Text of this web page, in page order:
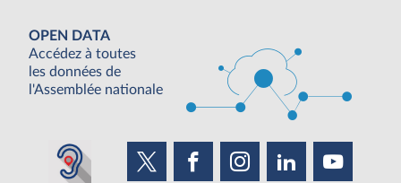
OPEN DATA
Accédez à toutes
les données de
l'Assemblée nationale